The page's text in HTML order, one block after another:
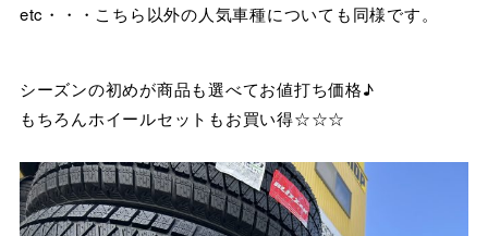
etc・・・こちら以外の人気車種についても同様です。
シーズンの初めが商品も選べてお値打ち価格♪
もちろんホイールセットもお買い得☆☆☆